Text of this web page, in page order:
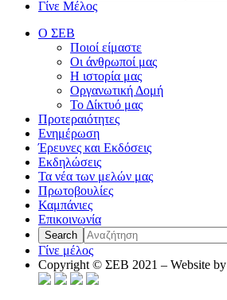
Γίνε Μέλος
Ο ΣΕΒ
Ποιοί είμαστε
Οι άνθρωποί μας
Η ιστορία μας
Οργανωτική Δομή
Το Δίκτυό μας
Προτεραιότητες
Ενημέρωση
Έρευνες και Εκδόσεις
Εκδηλώσεις
Τα νέα των μελών μας
Πρωτοβουλίες
Καμπάνιες
Επικοινωνία
Γίνε μέλος
Copyright © ΣΕΒ 2021 – Website by